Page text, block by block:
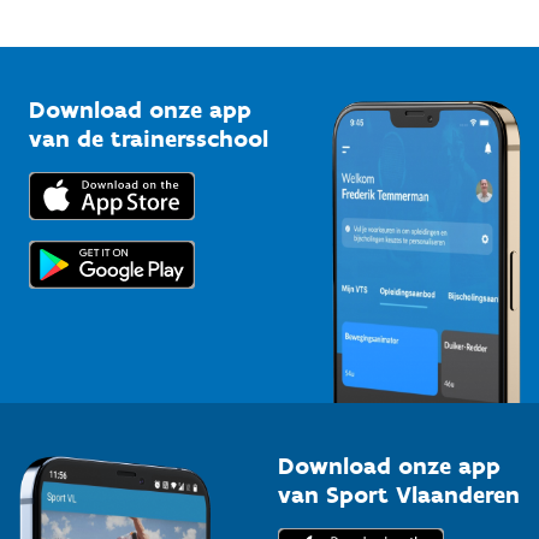
Bedrijven
Trainers en begeleiders
Topsporters
Vlaamse Trainersschool
Kennisplatform
Downloads
Voor de pers
Download onze app
van de trainersschool
Download onze app
van Sport Vlaanderen